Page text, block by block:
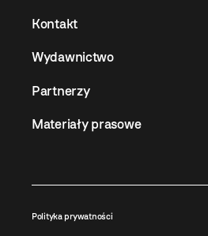
Kontakt
Wydawnictwo
Partnerzy
Materiały prasowe
Polityka prywatności